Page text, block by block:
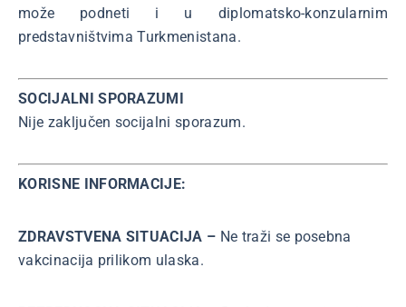
može podneti i u diplomatsko-konzularnim
predstavništvima Turkmenistana.
SOCIJALNI SPORAZUMI
Nije zaključen socijalni sporazum.
KORISNE INFORMACIJE:
ZDRAVSTVENA SITUACIJA – Ne traži se posebna
vakcinacija prilikom ulaska.